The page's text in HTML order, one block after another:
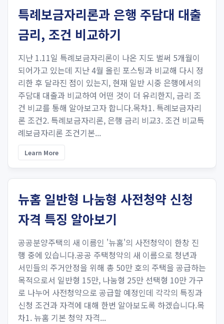
특례보금자리론과 은행 주담대 대출
금리, 조건 비교하기
지난 1.11일 특례보금자리론이 나온 지도 벌써 5개월이
되어가고 있는데 지난 4월 올린 포스팅과 비교해 다시 정
리한 후 달라진 점이 있는지, 현재 일반 시중 은행에서의
주담대 대출과 비교하여 어떤 것이 더 유리한지, 금리 조
건 비교를 통해 알아보고자 합니다.목차1. 특례보금자리
론 조건2. 특례보금자리론, 은행 금리 비교3. 조건 비교특
례보금자리론 조건기본...
Learn More
뉴홈 일반형 나눔형 사전청약 신청
자격 특징 알아보기
공공분양주택의 새 이름인 '뉴홈'의 사전청약이 한창 진
행 중에 있습니다.공공 주택청약의 새 이름으로 청년과
서민들의 주거안정을 위해 총 50만 호의 주택을 공급하는
목적으로서 일반형 15만, 나눔형 25만 선택형 10만 가구
로 나누어 사전청약으로 공급할 예정인데 각각의 특징과
신청 조건과 자격에 대해 한번 알아보도록 하겠습니다.목
차1. 뉴홈 기본 청약 자격...